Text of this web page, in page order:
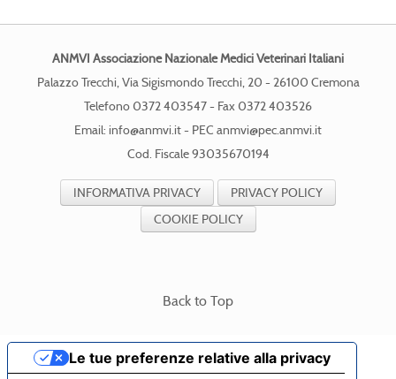
ANMVI Associazione Nazionale Medici Veterinari Italiani
Palazzo Trecchi, Via Sigismondo Trecchi, 20 - 26100 Cremona
Telefono 0372 403547 - Fax 0372 403526
Email: info@anmvi.it- PEC anmvi@pec.anmvi.it
Cod. Fiscale 93035670194
INFORMATIVA PRIVACY
PRIVACY POLICY
COOKIE POLICY
Back to Top
Le tue preferenze relative alla privacy